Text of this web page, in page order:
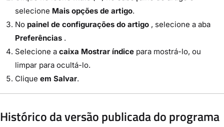
selecione Mais opções de artigo.
No painel de configurações do artigo , selecione a aba
Preferências .
Selecione a caixa Mostrar índice para mostrá-lo, ou
limpar para ocultá-lo.
Clique em Salvar.
Histórico da versão publicada do programa